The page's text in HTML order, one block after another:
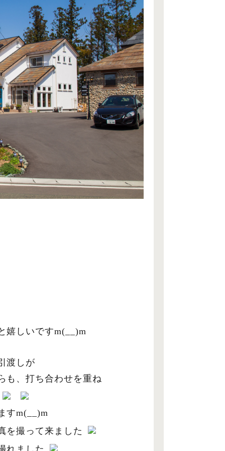
嬉しいですm(__)m
渡しが
も、打ち合わせを重ね
すm(__)m
を撮って来ました
れました